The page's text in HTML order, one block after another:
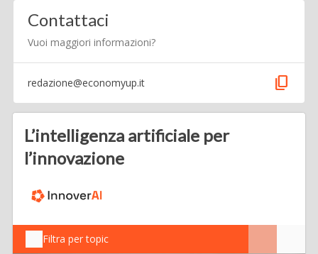
Contattaci
Vuoi maggiori informazioni?
redazione@economyup.it content_copy
L’intelligenza artificiale per
l’innovazione
Filtra per topic